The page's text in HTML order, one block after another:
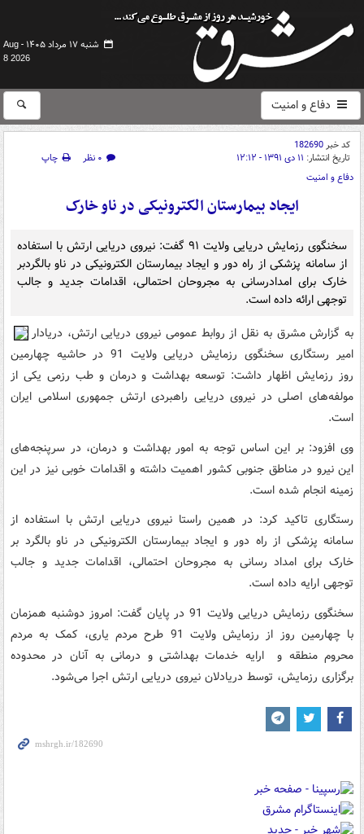
شنبه ۱۷ مرداد ۱۴۰۵ -
Aug
8 2026
دفاع و امنیت
کد خبر182690
تاریخ انتشار: ۱۱ دی ۱۳۹۱ - ۱۲:۱۲ ۰ نظر
چاپ
دفاع و امنیت
ایجاد بیمارستان الکترونیکی در ناو خارک
سخنگوی رزمایش دریایی ولایت ۹۱ گفت: نیروی دریایی ارتش با استفاده
از سامانه پزشکی از راه دور و ایجاد بیمارستان الکترونیکی در ناو بالگردبر
خارک برای امدادرسانی به مجروحان احتمالی، اقدامات جدید و جالب
توجهی ارائه داده است.
به گزارش مشرق به نقل از روابط عمومی نیروی دریایی ارتش،‌ دریادار
امیر رستگاری سخنگوی رزمایش دریایی ولایت 91 در حاشیه چهارمین
روز رزمایش اظهار داشت: توسعه بهداشت و درمان و طب رزمی یکی از
مولفه‌های اصلی در نیروی دریایی راهبردی ارتش جمهوری اسلامی ایران
است.
وی افزود: بر این اساس توجه به امور بهداشت و درمان، در سرپنجه‌های
این نیرو در مناطق جنوبی کشور اهمیت داشته و اقدامات خوبی نیز در این
زمینه انجام شده است.
رستگاری تاکید کرد: در همین راستا نیروی دریایی ارتش با استفاده از
سامانه پزشکی از راه دور و ایجاد بیمارستان الکترونیکی در ناو بالگرد بر
خارک برای امداد رسانی به مجروحان احتمالی، اقدامات جدید و جالب
توجهی ارایه داده است.
سخنگوی رزمایش دریایی ولایت 91 در پایان گفت: امروز دوشنبه همزمان
با چهارمین روز از رزمایش ولایت 91 طرح مردم یاری، کمک به مردم
محروم منطقه و ارایه خدمات بهداشتی و درمانی به آنان در محدوده
برگزاری رزمایش، توسط دریادلان نیروی دریایی ارتش اجرا می‌شود.